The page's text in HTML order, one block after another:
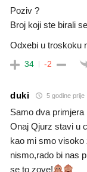
Poziv ?
Broj koji ste birali
Odxebi u troskoku
34 -2
duki 5 godine prije
Samo dva
Onaj Qjurz stavi u
kao mi smo visoko
nismo,rado bi nas
se to zove!